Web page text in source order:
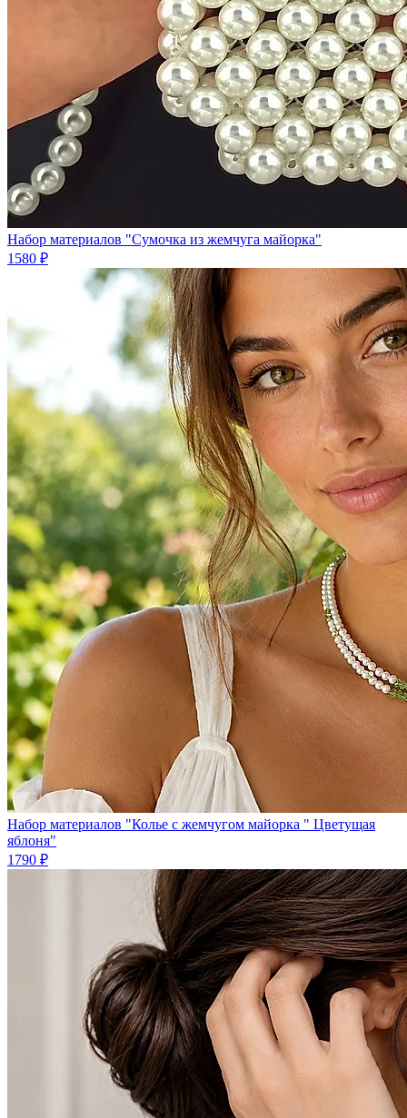
Набор материалов "Сумочка из жемчуга майорка"
1580 ₽
Набор материалов "Колье с жемчугом майорка " Цветущая
яблоня"
1790 ₽